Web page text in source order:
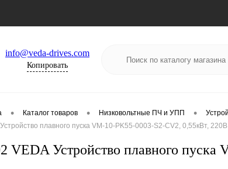
info@veda-drives.com
Копировать
• Каталог товаров • Низковольтные ПЧ и УПП •
плавного пуска VM-10-PK55-0003-S2-CV2, 0,55кВт, 220В
VEDA Устройство плавного